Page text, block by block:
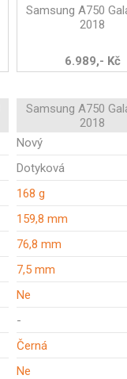
Samsung A750
2018
6.989,- Kč
Samsung A750
2018
Nový
Dotyková
168 g
159,8 mm
76,8 mm
7,5 mm
Ne
-
Černá
Ne